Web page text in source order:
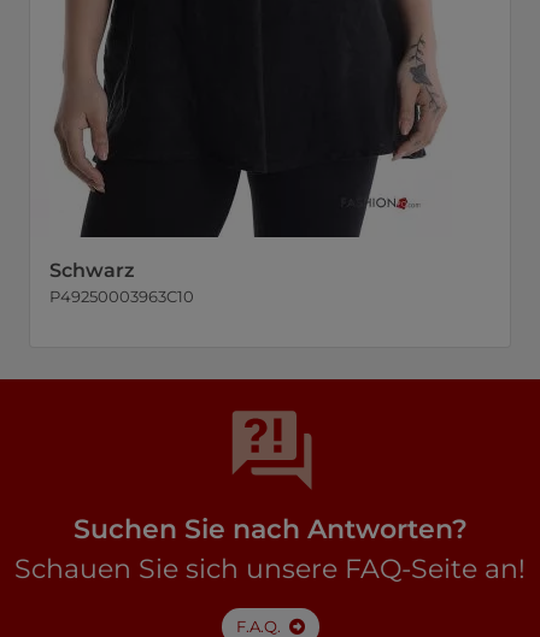
Schwarz
P49250003963C10
Suchen Sie nach Antworten?
Schauen Sie sich unsere FAQ-Seite an!
F.A.Q.